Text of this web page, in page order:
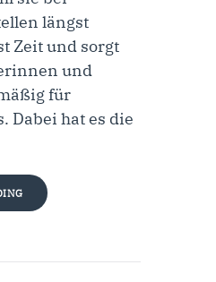
längst
Zeit und sorgt
und
für
Dabei hat es die